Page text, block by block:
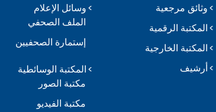
وثائق مرجعية
المكتبة الرقمية
المكتبة الخارجية
أرشيف
وسائل الإعلام
الملف الصحفي
إستمارة الصحفيين
المكتبة الوسائطية
مكتبة الصور
مكتبة الفيديو